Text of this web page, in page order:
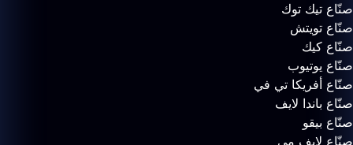
صنّاع تيك توك
صنّاع تويتش
صنّاع كيك
صنّاع يوتيوب
صنّاع أفريكا تي في
صنّاع باندا لايف
صنّاع بيقو
صنّاع لايف مي